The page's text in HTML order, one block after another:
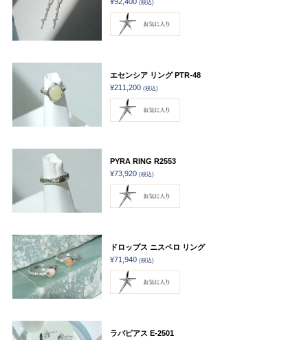
(税込)
エセンシア リング PTR-48
¥211,200 (税込)
PYRA RING R2553
¥73,920 (税込)
ドロップス ニスペロ リング
¥71,940 (税込)
ラバピアス E-2501